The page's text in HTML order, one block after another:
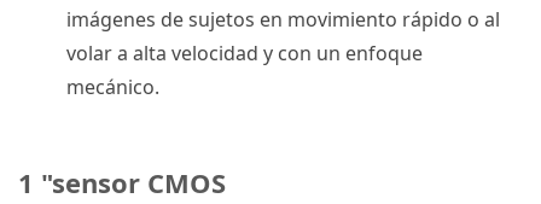
imágenes de sujetos en movimiento rápido o al
volar a alta velocidad y con un enfoque
mecánico.
1 "sensor CMOS